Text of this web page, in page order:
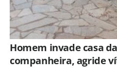
Homem invade casa
companheira, agride